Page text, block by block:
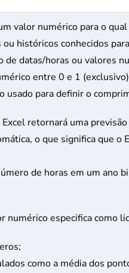
valor numérico para o
históricos conhecidos
datas/horas ou valores
entre 0 e 1
usado para definir o
retornará uma
o que significa que
de horas em um ano
numérico especifica como
como a média dos